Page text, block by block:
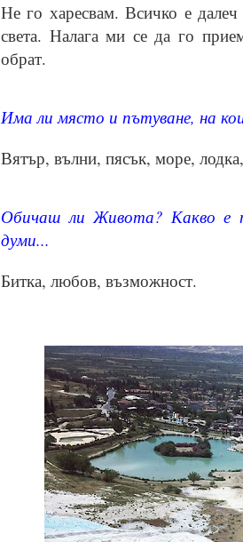
Не го харесвам. Всичко е
света. Налага ми се да го
обрат.
Има ли място и пътуване, на
Вятър, вълни, пясък, море,
Обичаш ли Живота? Какво е
думи...
Битка, любов, възможност.